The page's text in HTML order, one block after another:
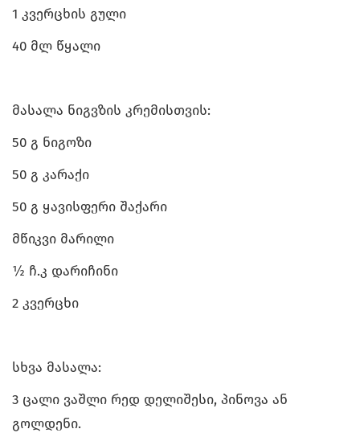
1 კვერცხის გული
40 მლ წყალი
მასალა ნიგვზის კრემისთვის:
50 გ ნიგოზი
50 გ კარაქი
50 გ ყავისფერი შაქარი
მწიკვი მარილი
½ ჩ.კ დარიჩინი
2 კვერცხი
სხვა მასალა:
3 ცალი ვაშლი რედ დელიშესი, პინოვა ან
გოლდენი.